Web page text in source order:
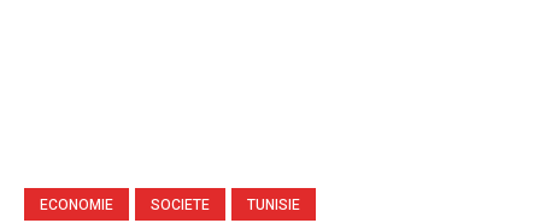
ECONOMIE SOCIETE TUNISIE